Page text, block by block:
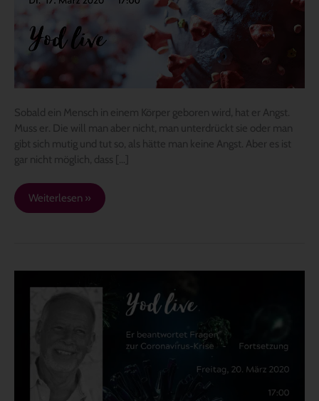
Sobald ein Mensch in einem Körper geboren wird, hat er Angst.
Muss er. Die will man aber nicht, man unterdrückt sie oder man
gibt sich mutig und tut so, als hätte man keine Angst. Aber es ist
gar nicht möglich, dass […]
Teil
2
Weiterlesen »
beantwortet
Krise
Fortsetzung